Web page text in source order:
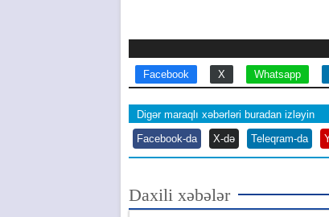
Facebook X Whatsapp
Digər maraqlı xəbərləri buradan izləyin
Facebook-da
X-də Teleqram-da
Daxili xəbələr